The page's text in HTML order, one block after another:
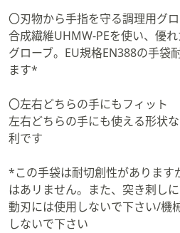
〇刃物から手指を守る調理用グ
合成繊維UHMW-PEを使い、優
グローブ。EU規格EN388の手袋
ます*
〇左右どちらの手にもフィット
左右どちらの手にも使える形状
利です
*この手袋は耐切創性があります
はあリません。また、突き剌し
動刃には使用しないで下さい/機
しないで下さい